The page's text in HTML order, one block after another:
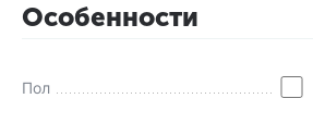
Особенности
Пол